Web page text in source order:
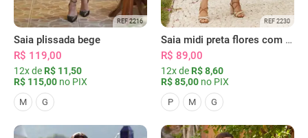
REF 2216
Saia plissada bege
R$ 119,00
12x de R$ 11,50
R$ 115,00 no PIX
M G
REF 2230
Saia midi preta flores com bolsos
R$ 89,00
12x de R$ 8,60
R$ 85,00 no PIX
P M G